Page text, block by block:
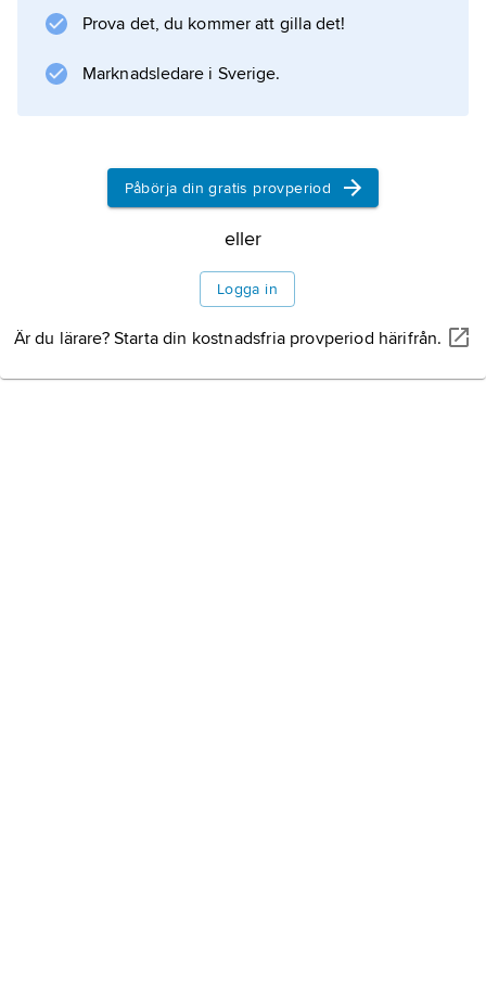
Information om artikeln
Prova det, du kommer att gilla det!
Marknadsledare i Sverige.
Påbörja din gratis provperiod
eller
Logga in
Är du lärare? Starta din kostnadsfria provperiod härifrån.